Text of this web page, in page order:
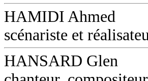
HAMIDI Ahmed
scénariste et
HANSARD Glen